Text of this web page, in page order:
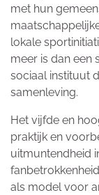
met hun
lokale
meer is dan een
sociaal instituut
samenleving.
Het vijfde en
praktijk en
uitmuntendheid
als model voor